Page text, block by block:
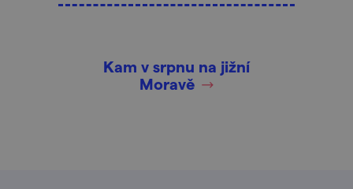
Kam v srpnu na jižní
Moravě